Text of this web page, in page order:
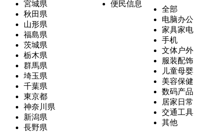
宮城県
秋田県
山形県
福島県
茨城県
栃木県
群馬県
埼玉県
千葉県
東京都
神奈川県
新潟県
長野県
便民信息
全部
电脑办公
家具家电
手机
文体户外
服装配饰
儿童母婴
美容保健
数码产品
居家日常
交通工具
其他